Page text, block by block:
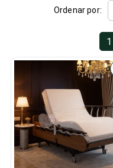
Ordenar por:
1